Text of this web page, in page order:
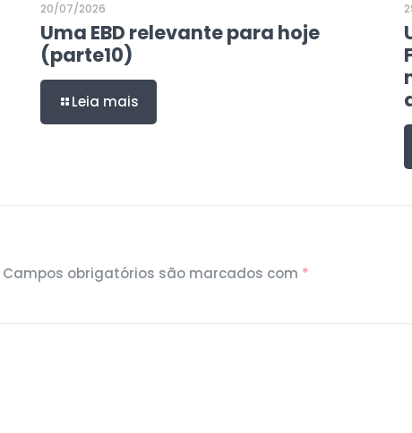
20/07/2026
Uma EBD relevante para hoje
(parte10)
Leia mais
Campos obrigatórios são marcados com *